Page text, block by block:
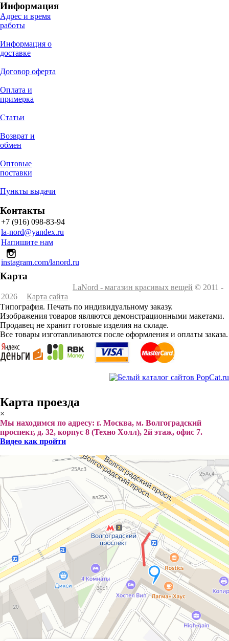
Информация
Адрес и время
работы
Информация о
доставке
Договор оферта
Оплата и
примерка
Статьи
Возврат и
обмен
Оптовые
поставки
Пункты выдачи
Контакты
+7 (916) 098-83-94
la-nord@yandex.ru
Напишите нам
instagram.com/lanord.ru
Карта
LaNord - магазин красивых вещей © 2011 -
2026
Карта сайта
Типография. Печать по индивидуальному заказу.
Изображения товаров являются демонстрационными макетами.
Продавец не хранит готовые изделия на складе.
Все товары изготавливаются после оформления и оплаты заказа.
Карта проезда
×
Мы находимся по адресу: г. Москва, м. Волгоградский
проспект, д. 32, корпус 8 (Техно Холл), 2й этаж, офис 7.
Видео как пройти